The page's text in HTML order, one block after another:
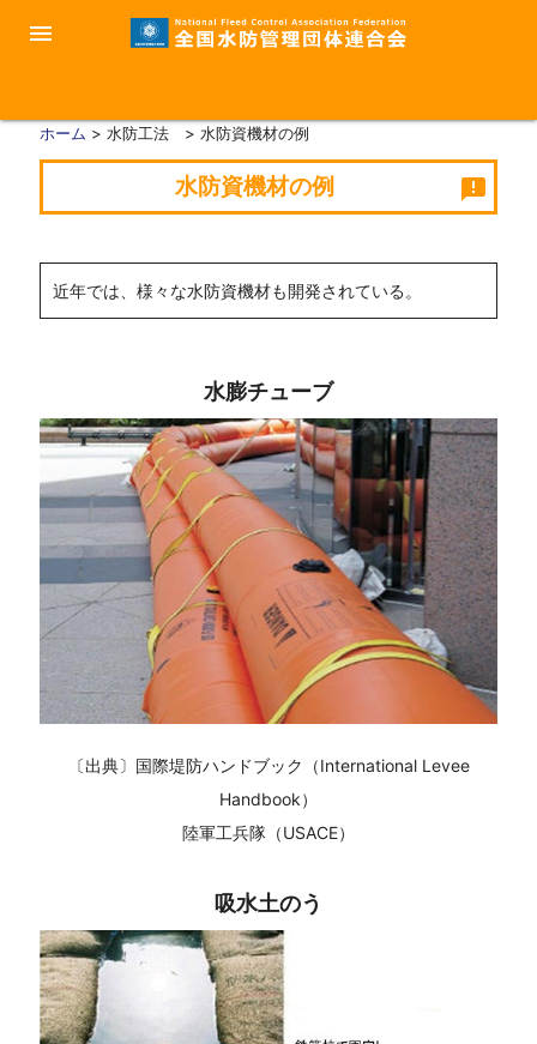
menu
ホーム > 水防工法 > 水防資機材の例
水防資機材の例 announcement
近年では、様々な水防資機材も開発されている。
水膨チューブ
〔出典〕国際堤防ハンドブック（International Levee
Handbook）
陸軍工兵隊（USACE）
吸水土のう